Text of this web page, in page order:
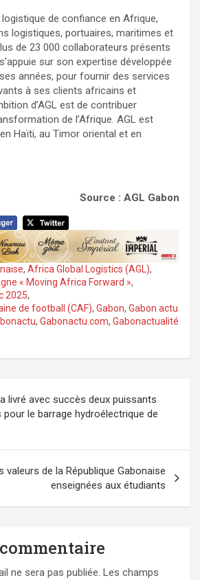
logistique de confiance en Afrique,
logistiques, portuaires, maritimes et
de 23 000 collaborateurs présents
sur son expertise développée
années, pour fournir des services
à ses clients africains et
d’AGL est de contribuer
de l’Afrique. AGL est
Haïti, au Timor oriental et en
Source : AGL Gabon
, Africa Global Logistics (AGL),
« Moving Africa Forward »,
2025,
de football (CAF), Gabon, Gabon actu
, Gabonactu.com, Gabonactualité
livré avec succès deux puissants
le barrage hydroélectrique de
valeurs de la République Gabonaise
enseignées aux étudiants
ne sera pas publiée. Les champs